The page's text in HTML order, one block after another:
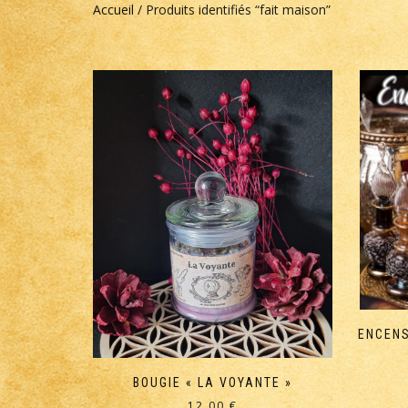
Accueil / Produits identifiés “fait maison”
BOUGIE « LA VOYANTE »